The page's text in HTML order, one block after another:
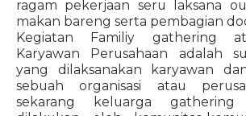
ragam pekerjaan seru laksana
makan bareng serta pembagian
Kegiatan Familiy gathering
Karyawan Perusahaan adalah
yang dilaksanakan karyawan
sebuah organisasi atau
sekarang keluarga